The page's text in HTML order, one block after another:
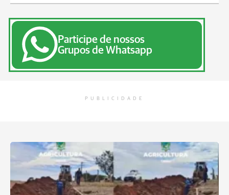
Participe de nossos
Grupos de Whatsapp
PUBLICIDADE